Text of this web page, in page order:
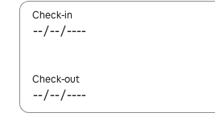
Check-in
Check-out